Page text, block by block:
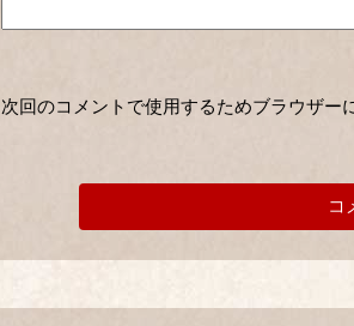
次回のコメントで使用するためブラウザー